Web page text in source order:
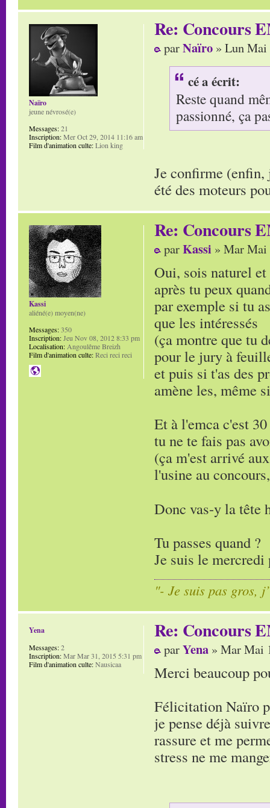
Re: Concours
parNaïro » Lun Mai
cé a écrit:
Reste quand
passionné, ça
Je confirme (enfin,
été des moteurs
Naïro
jeune névrosé(e)
Messages:21
Inscription:Mer Oct 29, 2014 11:16 am
Film d'animation culte:Lion king
Re: Concours
parKassi » Mar Mai
Oui, sois naturel
après tu peux
par exemple si tu
que les intéressés
(ça montre que tu
pour le jury à
et puis si t'as des
amène les, même
Et à l'emca c'est
tu ne te fais pas
(ça m'est arrivé
l'usine au
Donc vas-y la tête
Tu passes quand ?
Je suis le mercredi
"- Je suis pas gros,
Kassi
aliéné(e) moyen(ne)
Messages:350
Inscription:Jeu Nov 08, 2012 8:33 pm
Localisation: Angoulême Breizh
Film d'animation culte:Reci reci reci
Re: Concours
parYena » Mar Mai
Merci beaucoup
Félicitation Naïro
je pense déjà
rassure et me
stress ne me
Yena
Messages:2
Inscription:Mar Mar 31, 2015 5:31 pm
Film d'animation culte:Nausicaa